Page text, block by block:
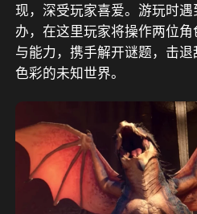
现，深受玩家喜爱。游玩时
办，在这里玩家将操作两位
与能力，携手解开谜题，击
色彩的未知世界。